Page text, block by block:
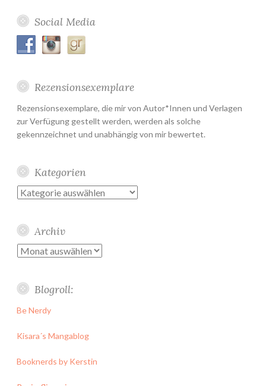
Social Media
Rezensionsexemplare
Rezensionsexemplare, die mir von Autor*Innen und Verlagen
zur Verfügung gestellt werden, werden als solche
gekennzeichnet und unabhängig von mir bewertet.
Kategorien
Kategorien
Archiv
Archiv
Blogroll:
Be Nerdy
Kisara´s Mangablog
Booknerds by Kerstin